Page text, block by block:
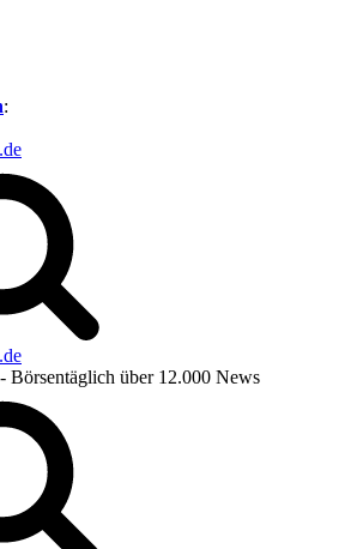
:
- Börsentäglich über 12.000 News